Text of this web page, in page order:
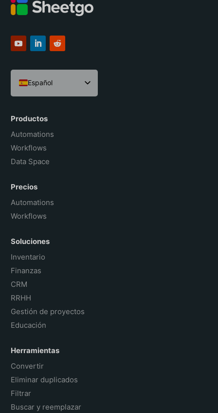
Español
English
Português do Brasil
Français
Productos
Automations
Workflows
Data Space
Precios
Automations
Workflows
Soluciones
Inventario
Finanzas
CRM
RRHH
Gestión de proyectos
Educación
Herramientas
Convertir
Eliminar duplicados
Filtrar
Buscar y reemplazar